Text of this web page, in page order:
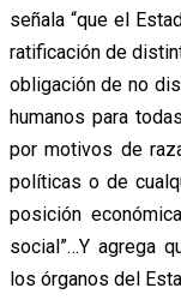
señala “que el
ratificación de
obligación de no
humanos para
por motivos de
políticas o de
posición
social”…Y agrega
los órganos del